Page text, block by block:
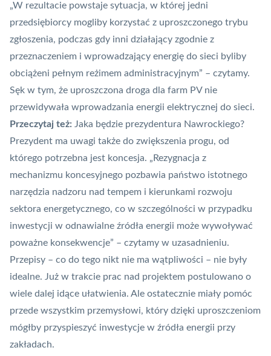
„W rezultacie powstaje sytuacja, w której jedni
przedsiębiorcy mogliby korzystać z uproszczonego trybu
zgłoszenia, podczas gdy inni działający zgodnie z
przeznaczeniem i wprowadzający energię do sieci byliby
obciążeni pełnym reżimem administracyjnym” – czytamy.
Sęk w tym, że uproszczona droga dla farm PV nie
przewidywała wprowadzania energii elektrycznej do sieci.
Przeczytaj też: Jaka będzie prezydentura Nawrockiego?
Prezydent ma uwagi także do zwiększenia progu, od
którego potrzebna jest koncesja. „Rezygnacja z
mechanizmu koncesyjnego pozbawia państwo istotnego
narzędzia nadzoru nad tempem i kierunkami rozwoju
sektora energetycznego, co w szczególności w przypadku
inwestycji w odnawialne źródła energii może wywoływać
poważne konsekwencje” – czytamy w uzasadnieniu.
Przepisy – co do tego nikt nie ma wątpliwości – nie były
idealne. Już w trakcie prac nad projektem postulowano o
wiele dalej idące ułatwienia. Ale ostatecznie miały pomóc
przede wszystkim przemysłowi, który dzięki uproszczeniom
mógłby przyspieszyć inwestycje w źródła energii przy
zakładach.